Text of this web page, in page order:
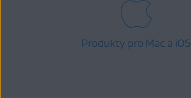
Produkty pro Mac a iOS